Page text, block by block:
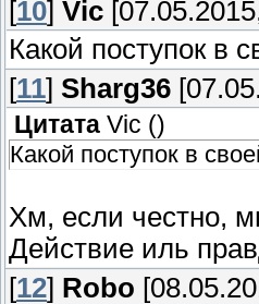
[10] Vic
Какой поступок в
[11] Sharg36
Цитата Vic ()
Какой поступок в
Хм, если честно,
Действие иль
[12] Robo